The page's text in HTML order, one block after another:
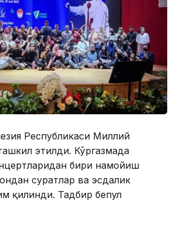
Республикаси Миллий
этилди. Кўргазмада
бири намойиш
суратлар ва эсдалик
қилинди. Тадбир бепул